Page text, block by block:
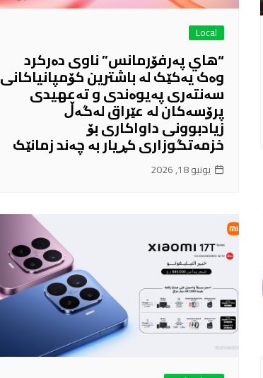
Local
“هاي پەرفۆرمانس” ناوی دەرکرد
وەک یەکێک لە باشترین کۆمپانیاکانی
سەنتەری پەیوەندی و تەعهیدی
پرۆسەکان لە عێراق لەگەڵ
زیادبوونی داواکاری بۆ
خزمەتگوزاری کڕیار بە چەند زمانێک
يونيو 18, 2026